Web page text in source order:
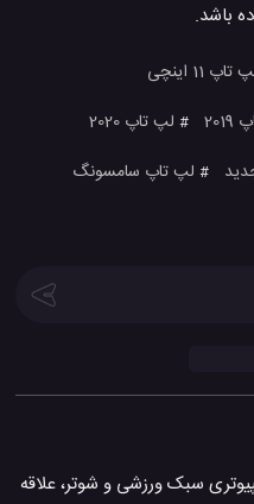
باشد.
تاپ 11 اینچی
# لپ تاپ 2020
# لپ تاپ سامسونگ
سبک ورزشی و شوتر، علاقه